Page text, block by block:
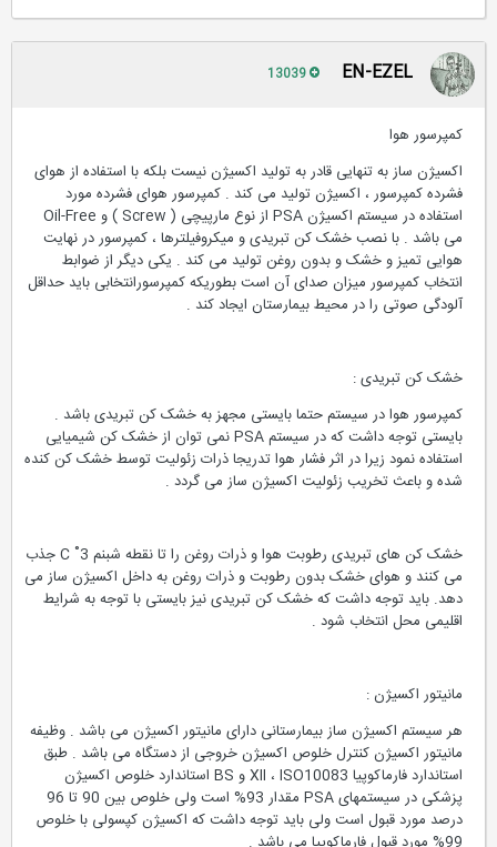
EN-EZEL
کمپرسور هوا
اکسیژن ساز به تنهایی قادر به تولید اکسیژن نیست بلکه با استفاده از هوای
فشرده کمپرسور ، اکسیژن تولید می کند . کمپرسور هوای فشرده مورد
استفاده در سیستم اکسیژن PSA از نوع مارپیچی ( Screw ) و Oil-Free
می باشد . با نصب خشک کن تبریدی و میکروفیلترها ، کمپرسور در نهایت
هوایی تمیز و خشک و بدون روغن تولید می کند . یکی دیگر از ضوابط
انتخاب کمپرسور میزان صدای آن است بطوریکه کمپرسورانتخابی باید حداقل
آلودگی صوتی را در محیط بیمارستان ایجاد کند .
خشک کن تبریدی :
کمپرسور هوا در سیستم حتما بایستی مجهز به خشک کن تبریدی باشد .
بایستی توجه داشت که در سیستم PSA نمی توان از خشک کن شیمیایی
استفاده نمود زیرا در اثر فشار هوا تدریجا ذرات زئولیت توسط خشک کن کنده
شده و باعث تخریب زئولیت اکسیژن ساز می گردد .
خشک کن های تبریدی رطوبت هوا و ذرات روغن را تا نقطه شبنم C ˚3 جذب
می کنند و هوای خشک بدون رطوبت و ذرات روغن به داخل اکسیژن ساز می
دهد. باید توجه داشت که خشک کن تبریدی نیز بایستی با توجه به شرایط
اقلیمی محل انتخاب شود .
مانیتور اکسیژن :
هر سیستم اکسیژن ساز بیمارستانی دارای مانیتور اکسیژن می باشد . وظیفه
مانیتور اکسیژن کنترل خلوص اکسیژن خروجی از دستگاه می باشد . طبق
استاندارد فارماکوپیا XII ، ISO10083 و BS استاندارد خلوص اکسیژن
پزشکی در سیستمهای PSA مقدار 93% است ولی خلوص بین 90 تا 96
درصد مورد قبول است ولی باید توجه داشت که اکسیژن کپسولی با خلوص